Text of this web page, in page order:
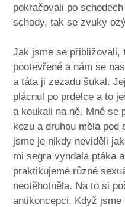
pokračovali po
schody, tak se zvuky
Jak jsme se přibližovali,
pootevřené a nám se
a táta ji zezadu šukal.
plácnul po prdelce a to
a koukali na ně. Mně se
kozu a druhou měla
jsme je nikdy neviděli
mi segra vyndala ptáka
praktikujeme různé
neotěhotněla. Na to si
antikoncepci. Když